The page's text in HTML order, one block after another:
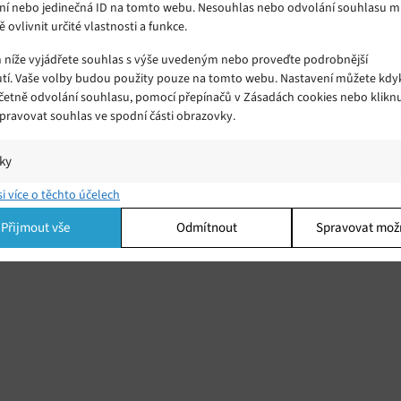
nebo jedinečná ID na tomto webu. Nesouhlas nebo odvolání souhlasu
ovlivnit určité vlastnosti a funkce.
vyjádřete souhlas s výše uvedeným nebo proveďte podrobnější
Vaše volby budou použity pouze na tomto webu. Nastavení můžete
odvolání souhlasu, pomocí přepínačů v Zásadách cookies nebo
souhlas ve spodní části obrazovky.
a/nebo přístup k informacím v zařízení, Porozumění publiku
kombinací údajů z různých zdrojů.
více o těchto účelech
Přijmout vše Odmítnout Spravovat